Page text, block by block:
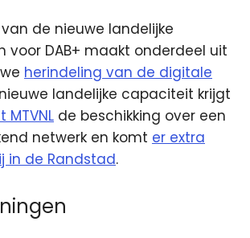
de nieuwe landelijke
voor DAB+ maakt onderdeel uit
herindeling van de digitale
landelijke capaciteit krijgt
de beschikking over een
netwerk en komt er extra
in de Randstad.